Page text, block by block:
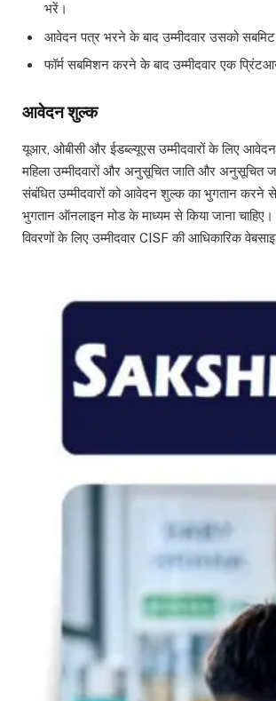
भरें।
आवेदन पत्र भरने के बाद उम्मीदवार उसको
फॉर्म सबमिशन करने के बाद उम्मीदवार एक
आवेदन शुल्क
यूआर, ओबीसी और ईडब्ल्यूएस उम्मीदवारों के लिए
महिला उम्मीदवारों और अनुसूचित जाति और अनुसूचित
संबंधित उम्मीदवारों को आवेदन शुल्क का भुगतान करने
भुगतान ऑनलाइन मोड के माध्यम से किया जाना
विवरणों के लिए उम्मीदवार CISF की आधिकारिक